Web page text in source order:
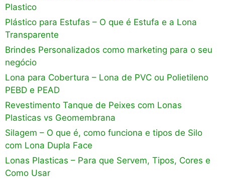
Plastico
Plástico para Estufas – O que é Estufa e a Lona
Transparente
Brindes Personalizados como marketing para o seu
negócio
Lona para Cobertura – Lona de PVC ou Polietileno
PEBD e PEAD
Revestimento Tanque de Peixes com Lonas
Plasticas vs Geomembrana
Silagem – O que é, como funciona e tipos de Silo
com Lona Dupla Face
Lonas Plasticas – Para que Servem, Tipos, Cores e
Como Usar